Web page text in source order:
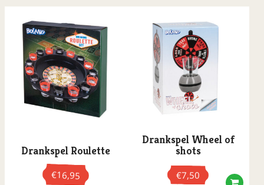
Drankspel Roulette
€16,95
Drankspel Wheel of
shots
€7,50